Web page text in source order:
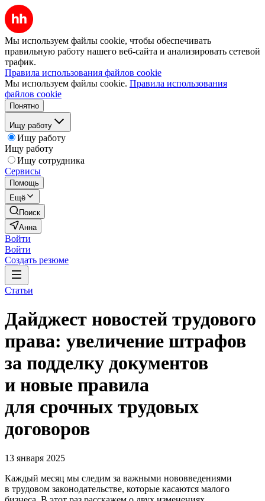
Мы используем файлы cookie, чтобы обеспечивать
правильную работу нашего веб-сайта и анализировать сетевой
трафик.
Правила использования файлов cookie
Мы используем файлы cookie. Правила использования
файлов cookie
Понятно
Ищу работу
Ищу работу
Ищу работу
Ищу сотрудника
Сервисы
Помощь
Ещё
Поиск
Анна
Войти
Войти
Создать резюме
Статьи
Дайджест новостей трудового
права: увеличение штрафов
за подделку документов
и новые правила
для срочных трудовых
договоров
13 января 2025
Каждый месяц мы следим за важными нововведениями
в трудовом законодательстве, которые касаются малого